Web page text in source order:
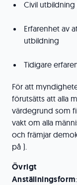
Civil
Erfarenhet av
utbildning
Tidigare
För att
förutsätts att alla
värdegrund som
vakt om alla
och främjar
på ).
Övrigt
Anställningsform